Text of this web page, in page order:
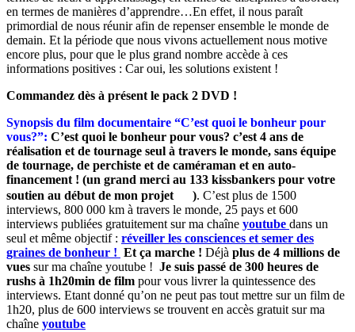
en termes de manières d’apprendre…En effet, il nous paraît
primordial de nous réunir afin de repenser ensemble le monde de
demain. Et la période que nous vivons actuellement nous motive
encore plus, pour que le plus grand nombre accède à ces
informations positives : Car oui, les solutions existent !
Commandez dès à présent le pack 2 DVD !
Synopsis du film documentaire “C’est quoi le bonheur pour
vous?”: C’est quoi le bonheur pour vous? c’est 4 ans de
réalisation et de tournage seul à travers le monde, sans équipe
de tournage, de perchiste et de caméraman et en auto-
financement ! (un grand merci au 133 kissbankers pour votre
soutien au début de mon projet
). C’est plus de 1500
interviews, 800 000 km à travers le monde, 25 pays et 600
interviews publiées gratuitement sur ma chaîne youtube dans un
seul et même objectif : réveiller les consciences et semer des
graines de bonheur ! Et ça marche ! Déjà plus de 4 millions de
vues sur ma chaîne youtube ! Je suis passé de 300 heures de
rushs à 1h20min de film pour vous livrer la quintessence des
interviews. Etant donné qu’on ne peut pas tout mettre sur un film de
1h20, plus de 600 interviews se trouvent en accès gratuit sur ma
chaîne youtube